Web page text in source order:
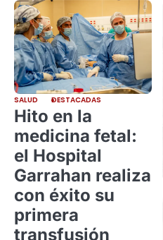
SALUD DESTACADAS
Hito en la
medicina fetal:
el Hospital
Garrahan realiza
con éxito su
primera
transfusión